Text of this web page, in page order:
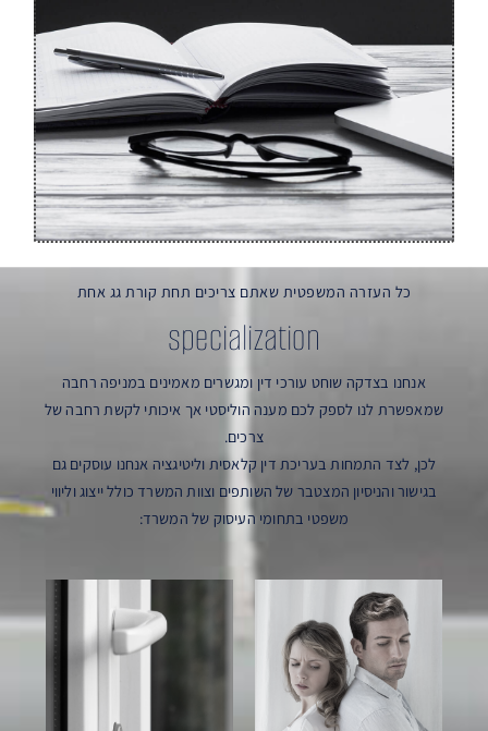
כל העזרה המשפטית שאתם צריכים תחת קורת גג אחת
specialization
אנחנו בצדקה שוחט עורכי דין ומגשרים מאמינים במניפה רחבה
שמאפשרת לנו לספק לכם מענה הוליסטי אך איכותי לקשת רחבה של
צרכים.
לכן, לצד התמחות בעריכת דין קלאסית וליטיגציה אנחנו עוסקים גם
בגישור והניסיון המצטבר של השותפים וצוות המשרד כולל ייצוג וליווי
משפטי בתחומי העיסוק של המשרד: